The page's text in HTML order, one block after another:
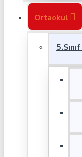
Ortaokul
5.Sınıf